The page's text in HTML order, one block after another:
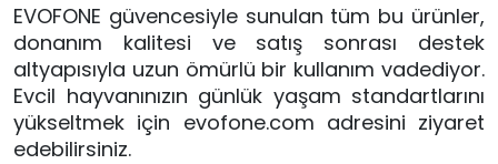
EVOFONE güvencesiyle sunulan tüm bu ürünler,
donanım kalitesi ve satış sonrası destek
altyapısıyla uzun ömürlü bir kullanım vadediyor.
Evcil hayvanınızın günlük yaşam standartlarını
yükseltmek için evofone.com adresini ziyaret
edebilirsiniz.